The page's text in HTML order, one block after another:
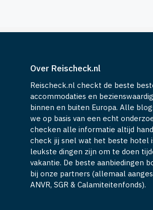
Over Reischeck.nl
Reischeck.nl checkt de beste
accommodaties en
binnen en buiten Europa. Alle
we op basis van een echt
checken alle informatie altijd
check jij snel wat het beste hotel
leukste dingen zijn om te doen
vakantie. De beste aanbiedingen
bij onze partners (allemaal
ANVR, SGR & Calamiteitenfonds).